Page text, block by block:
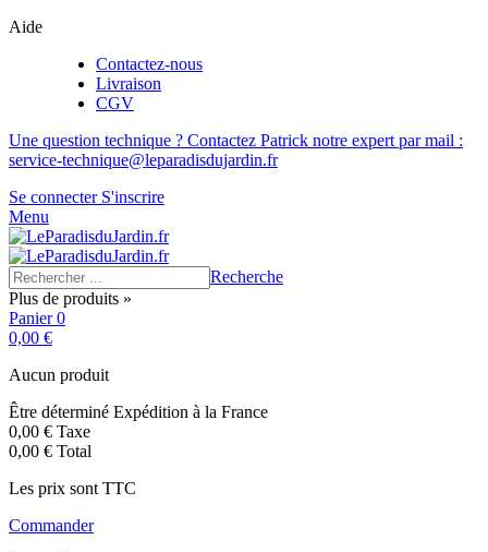
Aide
Contactez-nous
Livraison
CGV
Une question technique ? Contactez Patrick notre expert par mail :
service-technique@leparadisdujardin.fr
Se connecter S'inscrire
Menu
Recherche
Plus de produits »
Panier 0
0,00 €
Aucun produit
Être déterminé Expédition à la France
0,00 € Taxe
0,00 € Total
Les prix sont TTC
Commander